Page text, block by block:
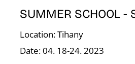
SUMMER SCHOOL -
Location: Tihany
Date: 04. 18-24. 2023